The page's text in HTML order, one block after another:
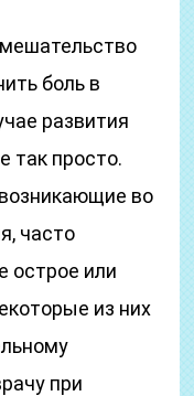
боль в
развития
так просто.
во
часто
острое или
из них
при